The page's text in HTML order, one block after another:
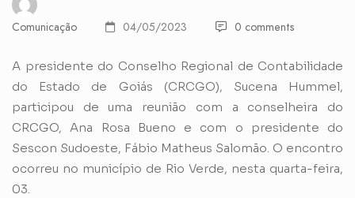
Comunicação 04/05/2023 0 comments
A presidente do Conselho Regional de Contabilidade
do Estado de Goiás (CRCGO), Sucena Hummel,
participou de uma reunião com a conselheira do
CRCGO, Ana Rosa Bueno e com o presidente do
Sescon Sudoeste, Fábio Matheus Salomão. O encontro
ocorreu no município de Rio Verde, nesta quarta-feira,
03.